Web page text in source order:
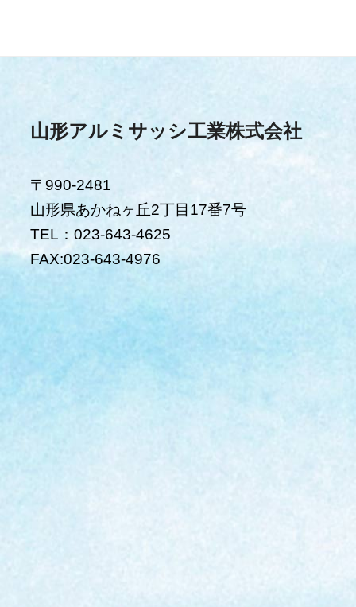
山形アルミサッシ工業株式会社
〒990-2481
山形県あかねヶ丘2丁目17番7号
TEL：023-643-4625
FAX:023-643-4976